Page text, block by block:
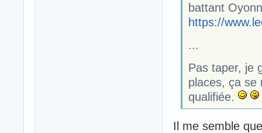
battant
https://
...
Pas taper, je
places, ça se
qualifiée.
Il me semble